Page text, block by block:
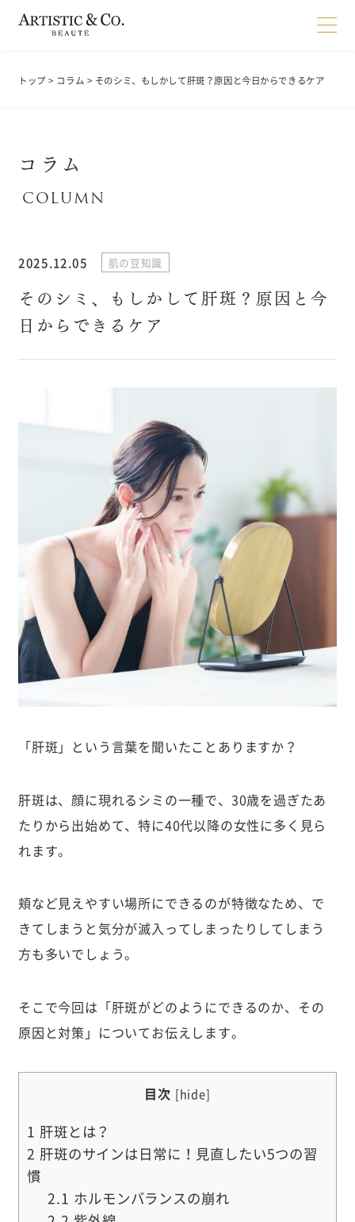
トップ> コラム > そのシミ、もしかして肝斑？原因と今日からできるケア
コラム
2025.12.05 肌の豆知識
そのシミ、もしかして肝斑？原因と今
日からできるケア
「肝斑」という言葉を聞いたことありますか？
肝斑は、顔に現れるシミの一種で、30歳を過ぎたあ
たりから出始めて、特に40代以降の女性に多く見ら
れます。
頬など見えやすい場所にできるのが特徴なため、で
きてしまうと気分が滅入ってしまったりしてしまう
方も多いでしょう。
そこで今回は「肝斑がどのようにできるのか、その
原因と対策」についてお伝えします。
目次 [hide]
1 肝斑とは？
2 肝斑のサインは日常に！見直したい5つの習
慣
2.1 ホルモンバランスの崩れ